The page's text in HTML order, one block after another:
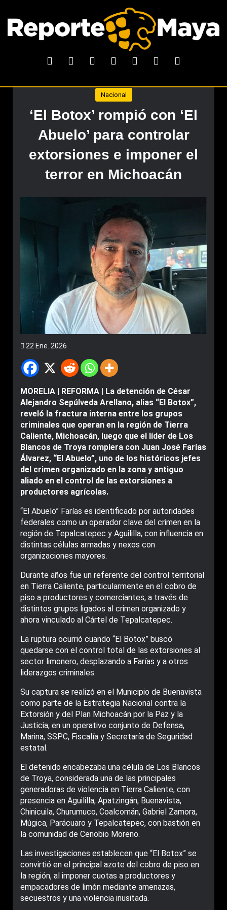
Nacional
‘El Botox’ rompió con ‘El
Abuelo’ para controlar
extorsiones e imponer el
terror en Michoacán
22 Ene. 2026
MORELIA | REFORMA | La detención de César
Alejandro Sepúlveda Arellano, alias “El Botox”,
reveló la fractura interna entre los grupos
criminales que operan en la región de Tierra
Caliente, Michoacán, luego que el líder de Los
Blancos de Troya rompiera con Juan José Farías
Álvarez, “El Abuelo”, uno de los históricos jefes
del crimen organizado en la zona y antiguo
aliado en el control de las extorsiones a
productores agrícolas.
“El Abuelo” Farías es identificado por autoridades
federales como un operador clave del crimen en la
región de Tepalcatepec y Aguililla, con influencia en
distintas células armadas y nexos con
organizaciones mayores.
Durante años fue un referente del control territorial
en Tierra Caliente, particularmente en el cobro de
piso a productores y comerciantes, a través de
distintos grupos ligados al crimen organizado y
ahora vinculado al Cártel de Tepalcatepec.
La ruptura ocurrió cuando “El Botox” buscó
quedarse con el control total de las extorsiones al
sector limonero, desplazando a Farías y a otros
liderazgos criminales.
Su captura se realizó en el Municipio de Buenavista
como parte de la Estrategia Nacional contra la
Extorsión y del Plan Michoacán por la Paz y la
Justicia, en un operativo conjunto de Defensa,
Marina, SSPC, Fiscalía y Secretaría de Seguridad
estatal.
El detenido encabezaba una célula de Los Blancos
de Troya, considerada una de las principales
generadoras de violencia en Tierra Caliente, con
presencia en Aguililla, Apatzingán, Buenavista,
Chinicuila, Churumuco, Coalcomán, Gabriel Zamora,
Múgica, Parácuaro y Tepalcatepec, con bastión en
la comunidad de Cenobio Moreno.
Las investigaciones establecen que “El Botox” se
convirtió en el principal azote del cobro de piso en
la región, al imponer cuotas a productores y
empacadores de limón mediante amenazas,
secuestros y una violencia inusitada.